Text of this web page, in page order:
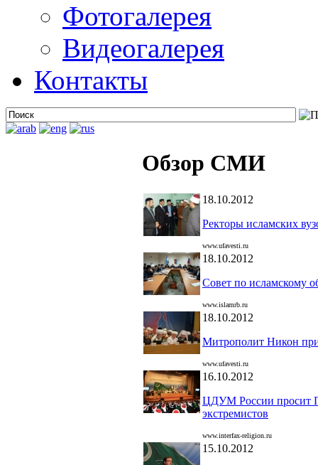
Фотогалерея
Видеогалерея
Контакты
Обзор СМИ
18.10.2012
Ректоры исламских
www.ufavesti.ru
18.10.2012
Совет по исламскому
www.islamrb.ru
18.10.2012
Митрополит Никон
www.ufavesti.ru
16.10.2012
ЦДУМ России просит
экстремистов
www.interfax-religion.ru
15.10.2012